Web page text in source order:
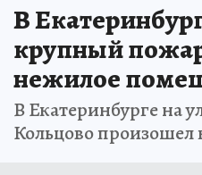
В
крупный
нежилое
В Екатеринбурге на
Кольцово